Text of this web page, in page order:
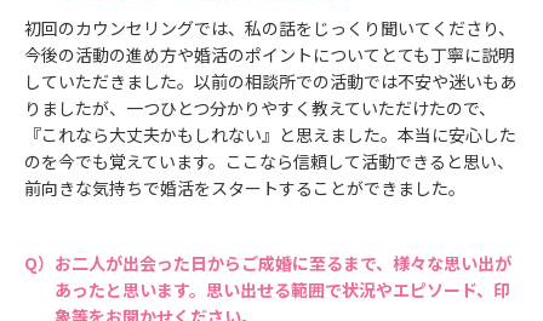
初回のカウンセリングでは、私の話をじっくり聞いてくださり、
今後の活動の進め方や婚活のポイントについてとても丁寧に説明
していただきました。以前の相談所での活動では不安や迷いもあ
りましたが、一つひとつ分かりやすく教えていただけたので、
『これなら大丈夫かもしれない』と思えました。本当に安心した
のを今でも覚えています。ここなら信頼して活動できると思い、
前向きな気持ちで婚活をスタートすることができました。
お二人が出会った日からご成婚に至るまで、様々な思い出が
あったと思います。思い出せる範囲で状況やエピソード、印
象等をお聞かせください。